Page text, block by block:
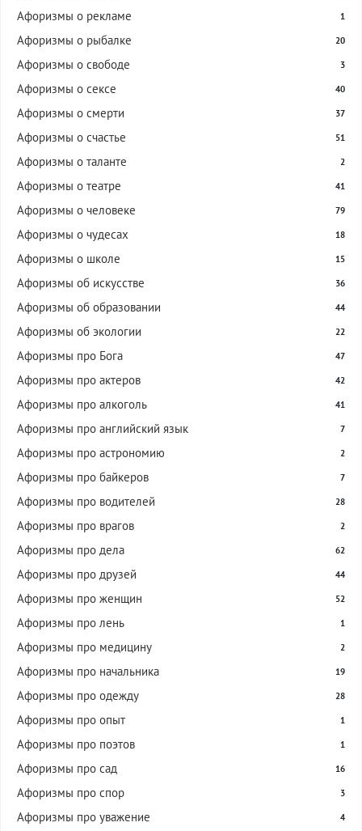
Афоризмы о рекламе 1
Афоризмы о рыбалке 20
Афоризмы о свободе 3
Афоризмы о сексе 40
Афоризмы о смерти 37
Афоризмы о счастье 51
Афоризмы о таланте 2
Афоризмы о театре 41
Афоризмы о человеке 79
Афоризмы о чудесах 18
Афоризмы о школе 15
Афоризмы об искусстве 36
Афоризмы об образовании 44
Афоризмы об экологии 22
Афоризмы про Бога 47
Афоризмы про актеров 42
Афоризмы про алкоголь 41
Афоризмы про английский язык 7
Афоризмы про астрономию 2
Афоризмы про байкеров 7
Афоризмы про водителей 28
Афоризмы про врагов 2
Афоризмы про дела 62
Афоризмы про друзей 44
Афоризмы про женщин 52
Афоризмы про лень 1
Афоризмы про медицину 2
Афоризмы про начальника 19
Афоризмы про одежду 28
Афоризмы про опыт 1
Афоризмы про поэтов 1
Афоризмы про сад 16
Афоризмы про спор 3
Афоризмы про уважение 4